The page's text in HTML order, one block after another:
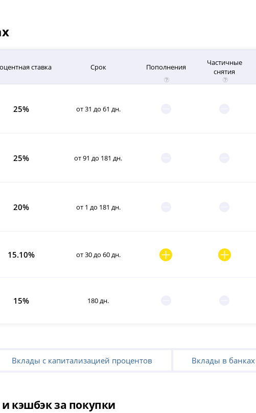
ставка Срок Пополнения
Частичные
снятия
25% от 31 до 61 дн.
25% от 91 до 181 дн.
20% от 1 до 181 дн.
15.10% от 30 до 60 дн.
15% 180 дн.
Вклады с капитализацией процентов Вклады в
кэшбэк за покупки